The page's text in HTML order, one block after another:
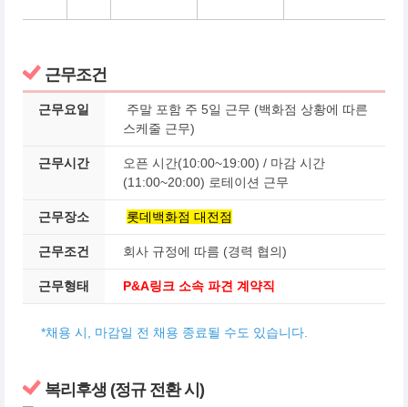
근무조건
근무요일
주말 포함 주 5일 근무 (백화점 상황에 따른
스케줄 근무)
근무시간
오픈 시간(10:00~19:00) / 마감 시간
(11:00~20:00) 로테이션 근무
근무장소 롯데백화점 대전점
근무조건 회사 규정에 따름 (경력 협의)
근무형태 P&A링크 소속 파견 계약직
*채용 시, 마감일 전 채용 종료될 수도 있습니다.
복리후생 (정규 전환 시)